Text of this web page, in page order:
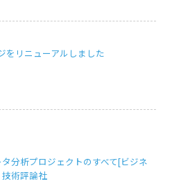
をリニューアルしました
タ分析プロジェクトのすべて[ビジネ
術評論社